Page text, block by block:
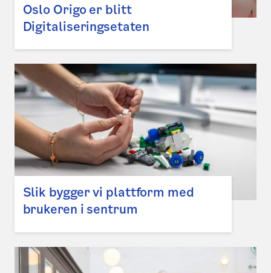
Oslo Origo er blitt
Digitaliseringsetaten
Slik bygger vi plattform med
brukeren i sentrum